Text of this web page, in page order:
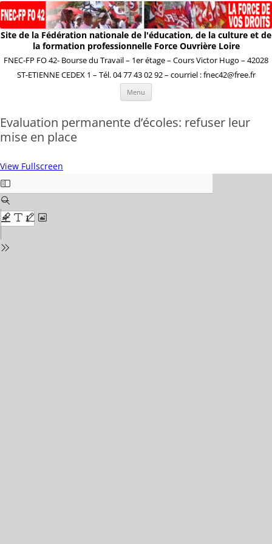
Site de la Fédération nationale de l'éducation, de la culture et de
la formation professionnelle Force Ouvrière Loire
FNEC-FP FO 42- Bourse du Travail – 1er étage – Cours Victor Hugo – 42028
ST-ETIENNE CEDEX 1 – Tél. 04 77 43 02 92 – courriel : fnec42@free.fr
Menu
Evaluation permanente d’écoles: refuser leur
mise en place
View Fullscreen